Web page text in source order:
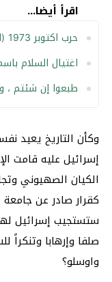
اقرأ أيضا...
حرب اكتوبر 1973 (السلام يصنعه الأقوياء)
اغتيال السلام
طبعوا إن شئتم
وكأن التاريخ يعيد
إسرائيل عليه قامت
الكيان الصهيوني
ستستجيب إسرائيل
صلفا وإرهابا
واوسلو؟